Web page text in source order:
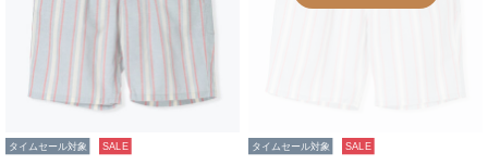
タイムセール対象 SALE タイムセール対象 SALE